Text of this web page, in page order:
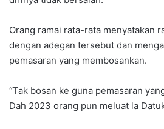
Orang ramai rata-rata menyatakan
dengan adegan tersebut dan
pemasaran yang membosankan.
“Tak bosan ke guna pemasaran
Dah 2023 orang pun meluat la